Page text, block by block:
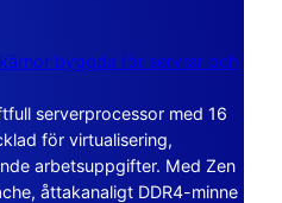
byggda för servrar och
serverprocessor med 16
för virtualisering,
arbetsuppgifter. Med Zen
åttakanaligt DDR4-minne